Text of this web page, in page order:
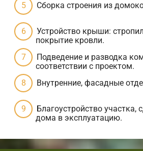
Сборка строения из
Устройство крыши:
покрытие кровли.
Подведение и разводка
соответствии с проектом.
Внутренние, фасадные
Благоустройство участка,
дома в эксплуатацию.